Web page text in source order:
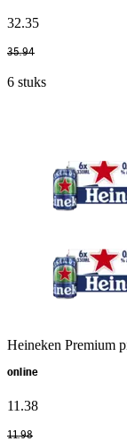
32.35
35.94
6 stuks
Heineken Premium
online
11 .38
11.98